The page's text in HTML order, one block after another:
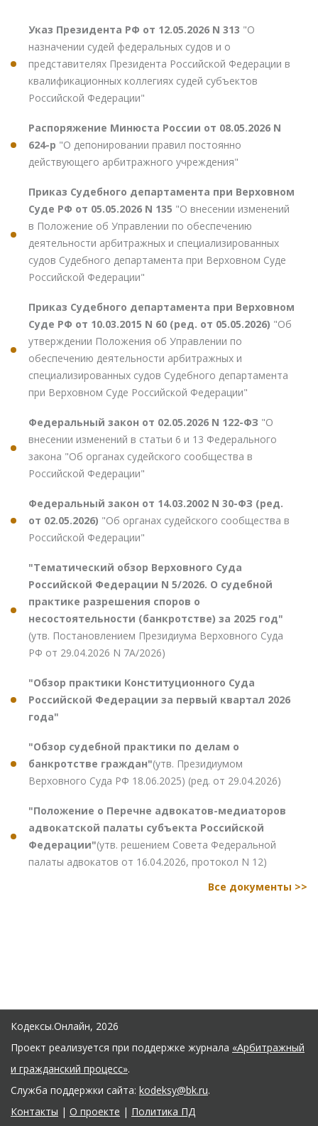
Указ Президента РФ от 12.05.2026 N 313 "О
назначении судей федеральных судов и о
представителях Президента Российской Федерации в
квалификационных коллегиях судей субъектов
Российской Федерации"
Распоряжение Минюста России от 08.05.2026 N
624-р "О депонировании правил постоянно
действующего арбитражного учреждения"
Приказ Судебного департамента при Верховном
Суде РФ от 05.05.2026 N 135 "О внесении изменений
в Положение об Управлении по обеспечению
деятельности арбитражных и специализированных
судов Судебного департамента при Верховном Суде
Российской Федерации"
Приказ Судебного департамента при Верховном
Суде РФ от 10.03.2015 N 60 (ред. от 05.05.2026) "Об
утверждении Положения об Управлении по
обеспечению деятельности арбитражных и
специализированных судов Судебного департамента
при Верховном Суде Российской Федерации"
Федеральный закон от 02.05.2026 N 122-ФЗ "О
внесении изменений в статьи 6 и 13 Федерального
закона "Об органах судейского сообщества в
Российской Федерации"
Федеральный закон от 14.03.2002 N 30-ФЗ (ред.
от 02.05.2026) "Об органах судейского сообщества в
Российской Федерации"
"Тематический обзор Верховного Суда
Российской Федерации N 5/2026. О судебной
практике разрешения споров о
несостоятельности (банкротстве) за 2025 год"
(утв. Постановлением Президиума Верховного Суда
РФ от 29.04.2026 N 7А/2026)
"Обзор практики Конституционного Суда
Российской Федерации за первый квартал 2026
года"
"Обзор судебной практики по делам о
банкротстве граждан"(утв. Президиумом
Верховного Суда РФ 18.06.2025) (ред. от 29.04.2026)
"Положение о Перечне адвокатов-медиаторов
адвокатской палаты субъекта Российской
Федерации"(утв. решением Совета Федеральной
палаты адвокатов от 16.04.2026, протокол N 12)
Все документы >>
Кодексы.Онлайн, 2026
Проект реализуется при поддержке журнала «Арбитражный
и гражданский процесс».
Служба поддержки сайта: kodeksy@bk.ru.
Контакты | О проекте | Политика ПД